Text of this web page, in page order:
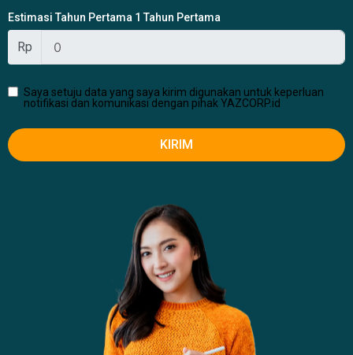
Estimasi Tahun Pertama 1 Tahun Pertama
Rp
Saya setuju data yang saya kirim digunakan untuk keperluan
notifikasi dan komunikasi dengan pihak YAZCORP.id
KIRIM